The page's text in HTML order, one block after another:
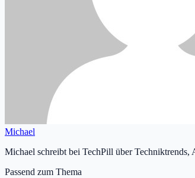
Michael
Michael schreibt bei TechPill über Techniktrends,
Passend zum Thema